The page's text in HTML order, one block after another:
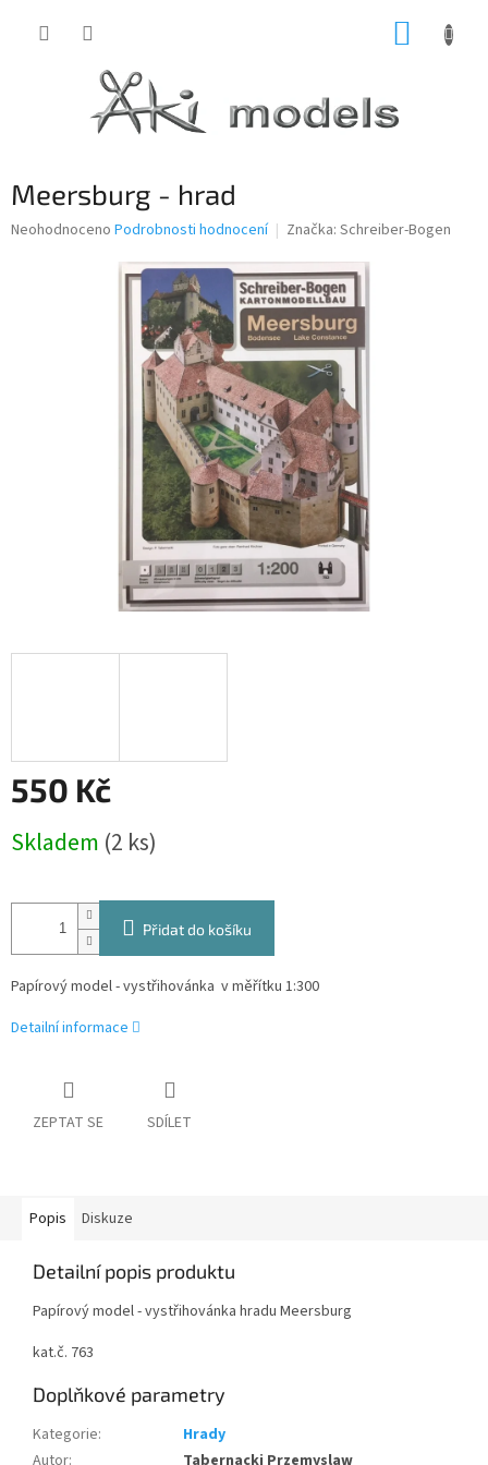
Meersburg - hrad
Průměrné
Neohodnoceno Podrobnosti hodnocení Značka: Schreiber-Bogen
550 Kč
cena:
Skladem (2 ks)
Přidat do košíku
Papírový model - vystřihovánka v měřítku 1:300
Detailní informace
ZEPTAT SE SDÍLET
Popis Diskuze
Detailní popis produktu
Papírový model - vystřihovánka hradu Meersburg
kat.č. 763
Doplňkové parametry
Kategorie:
Hrady